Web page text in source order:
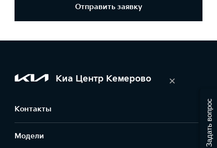
Отправить заявку
Киа Центр Кемерово
Контакты
Модели Задать вопрос
×